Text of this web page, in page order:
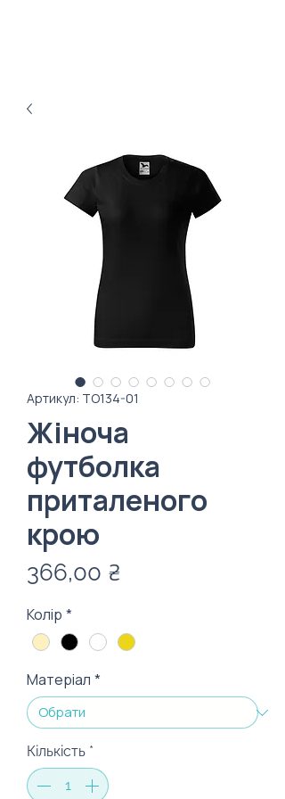
Артикул: TO134-01
Жіноча
футболка
приталеного
крою
366,00 ₴
Колір *
Матеріал *
Кількість *